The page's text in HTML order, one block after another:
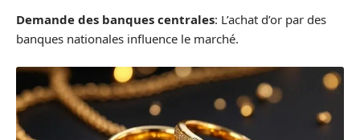
Demande des banques centrales: L’achat d’or par des
banques nationales influence le marché.